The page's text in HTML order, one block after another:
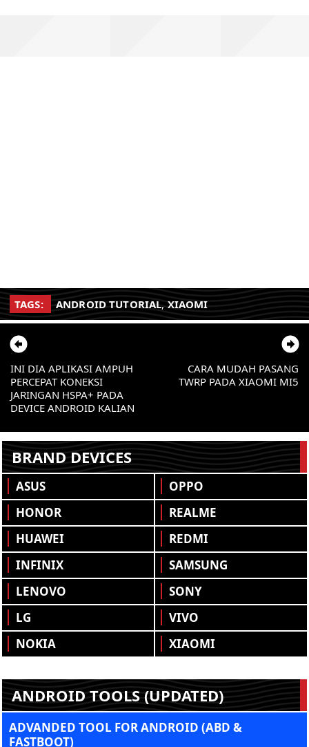
TAGS: ANDROID TUTORIAL, XIAOMI
CARA MUDAH PASANG
TWRP PADA XIAOMI MI5
INI DIA APLIKASI AMPUH
PERCEPAT KONEKSI
JARINGAN HSPA+ PADA
DEVICE ANDROID KALIAN
BRAND DEVICES
ASUS
HONOR
HUAWEI
INFINIX
LENOVO
LG
NOKIA
OPPO
REALME
REDMI
SAMSUNG
SONY
VIVO
XIAOMI
ANDROID TOOLS (UPDATED)
ADVANDED TOOL FOR ANDROID (ABD &
FASTBOOT)